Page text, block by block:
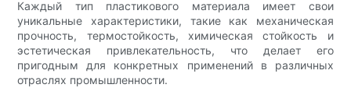
Каждый тип пластикового материала имеет свои
уникальные характеристики, такие как механическая
прочность, термостойкость, химическая стойкость и
эстетическая привлекательность, что делает его
пригодным для конкретных применений в различных
отраслях промышленности.